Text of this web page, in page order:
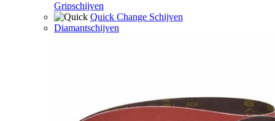
Gripschijven
Quick Change Schijven
Diamantschijven